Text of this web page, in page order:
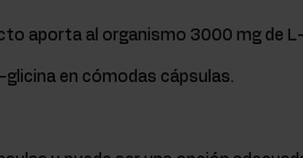
aporta al organismo 3000 mg de
en cómodas cápsulas.